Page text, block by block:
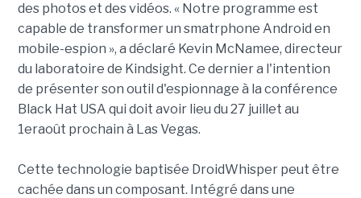
des photos et des vidéos. « Notre programme est
capable de transformer un smatrphone Android en
mobile-espion », a déclaré Kevin McNamee, directeur
du laboratoire de Kindsight. Ce dernier a l'intention
de présenter son outil d'espionnage à la conférence
Black Hat USA qui doit avoir lieu du 27 juillet au
1eraoût prochain à Las Vegas.
Cette technologie baptisée DroidWhisper peut être
cachée dans un composant. Intégré dans une